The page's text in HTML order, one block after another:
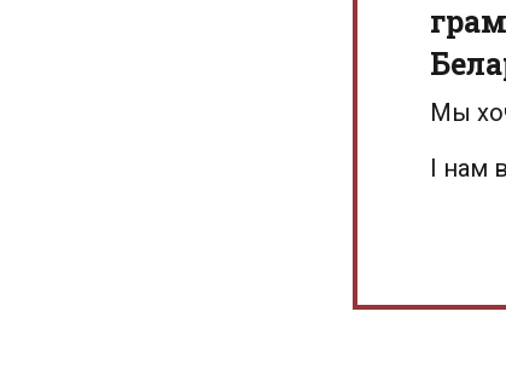
Мы
І нам